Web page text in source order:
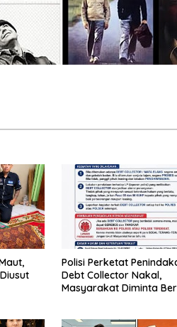
Polisi Perketat
Debt Collector Nakal,
Masyarakat Diminta